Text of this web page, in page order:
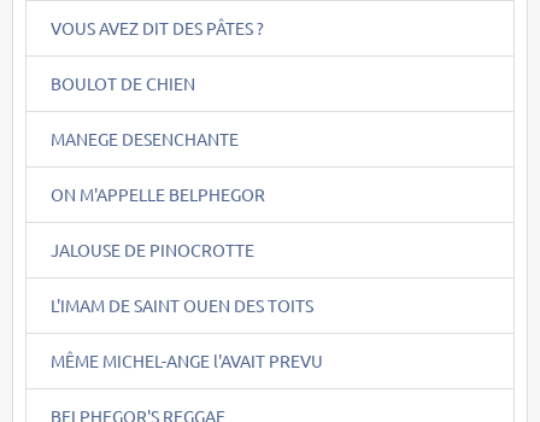
VOUS AVEZ DIT DES PÂTES ?
BOULOT DE CHIEN
MANEGE DESENCHANTE
ON M'APPELLE BELPHEGOR
JALOUSE DE PINOCROTTE
L'IMAM DE SAINT OUEN DES TOITS
MÊME MICHEL-ANGE l'AVAIT PREVU
BELPHEGOR'S REGGAE